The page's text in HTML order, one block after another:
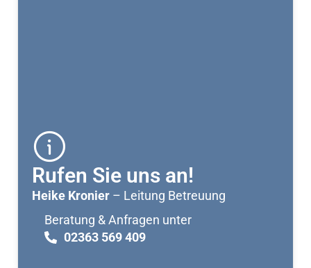
Rufen Sie uns an!
Heike Kronier – Leitung Betreuung
Beratung & Anfragen unter
02363 569 409